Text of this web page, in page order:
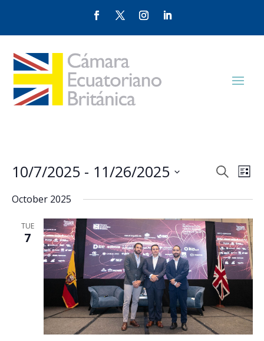
Events
and
Views
Search
List
10/7/2025 - 11/26/2025
date.
October 2025
TUE
7